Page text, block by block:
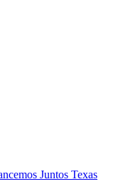
Juntos Texas